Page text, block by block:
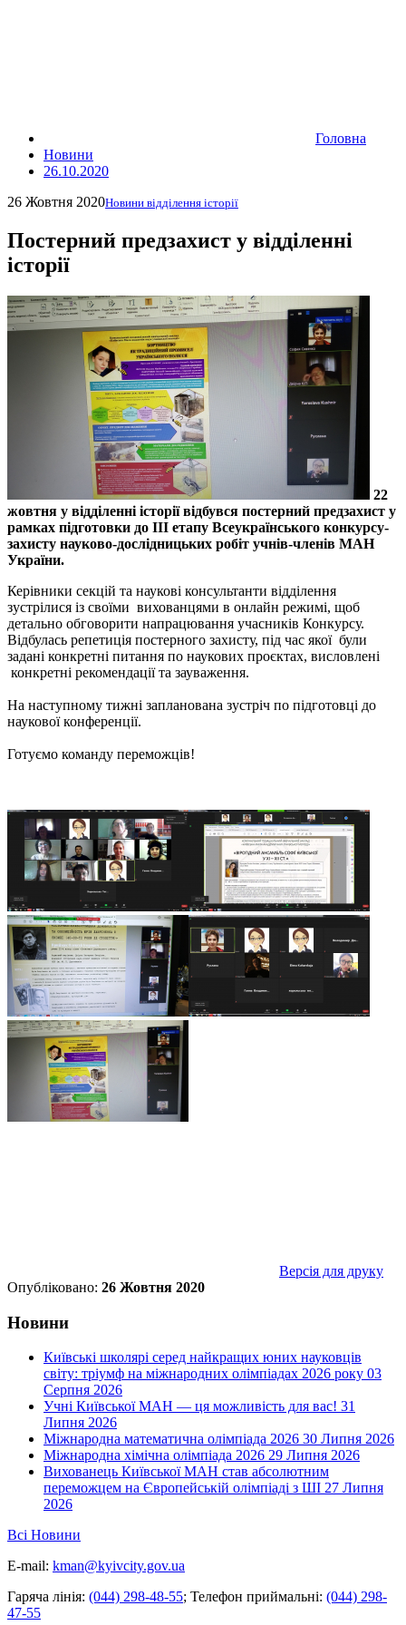
Головна
Новини
26.10.2020
26 Жовтня 2020Новини відділення історії
Постерний предзахист у відділенні
історії
22
жовтня у відділенні історії відбувся постерний предзахист у
рамках підготовки до ІІІ етапу Всеукраїнського конкурсу-
захисту науково-дослідницьких робіт учнів-членів МАН
України.
Керівники секцій та наукові консультанти відділення
зустрілися із своїми вихованцями в онлайн режимі, щоб
детально обговорити напрацювання учасників Конкурсу.
Відбулась репетиція постерного захисту, під час якої були
задані конкретні питання по наукових проєктах, висловлені
конкретні рекомендації та зауваження.
На наступному тижні запланована зустріч по підготовці до
наукової конференції.
Готуємо команду переможців!
Версія для друку
Опубліковано: 26 Жовтня 2020
Новини
Київські школярі серед найкращих юних науковців
світу: тріумф на міжнародних олімпіадах 2026 року 03
Серпня 2026
Учні Київської МАН — ця можливість для вас! 31
Липня 2026
Міжнародна математична олімпіада 2026 30 Липня 2026
Міжнародна хімічна олімпіада 2026 29 Липня 2026
Вихованець Київської МАН став абсолютним
переможцем на Європейській олімпіаді з ШІ 27 Липня
2026
Всі Новини
E-mail: kman@kyivcity.gov.ua
Гаряча лінія: (044) 298-48-55; Телефон приймальні: (044) 298-
47-55